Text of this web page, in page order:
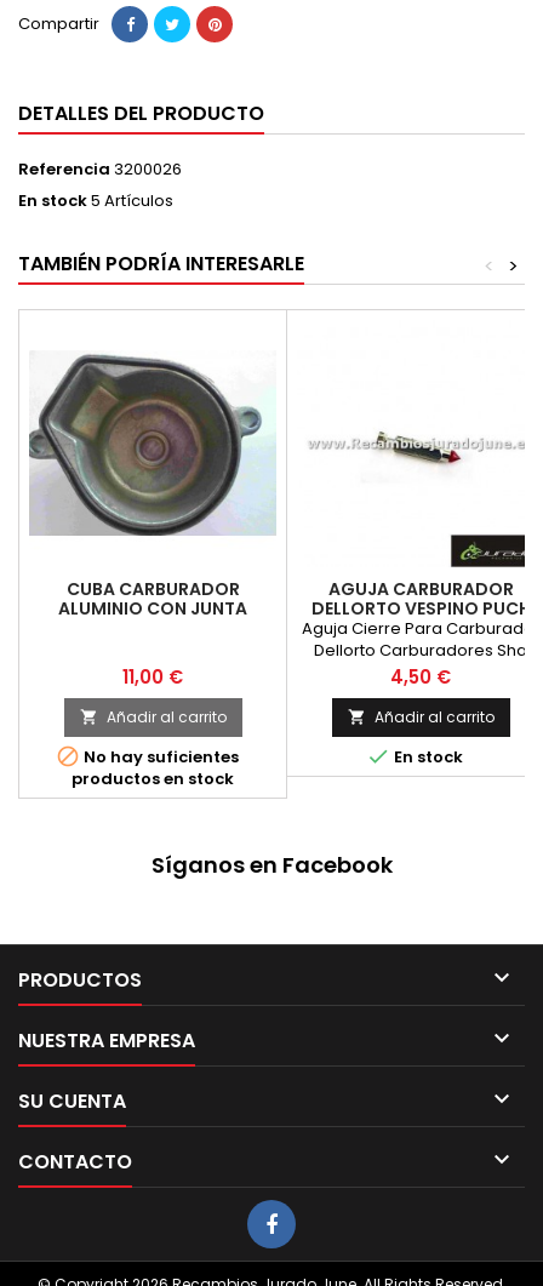
Compartir
DETALLES DEL PRODUCTO
Referencia 3200026
En stock5 Artículos
TAMBIÉN PODRÍA INTERESARLE >
<
CUBA CARBURADOR
ALUMINIO CON JUNTA
Precio
11,00 €
 Añadir al carrito
 No hay suficientes
productos en stock
AGUJA CARBURADOR
DELLORTO VESPINO PUCH
RIEJU TERROT
Aguja Cierre Para Carburador
Dellorto Carburadores Sha
Aplicaciones: Puch, Derbi, Rieju,
Guzzi....
Precio
4,50 €
 Añadir al carrito
 En stock
Síganos en Facebook
PRODUCTOS 
NUESTRA EMPRESA 
SU CUENTA 
CONTACTO 